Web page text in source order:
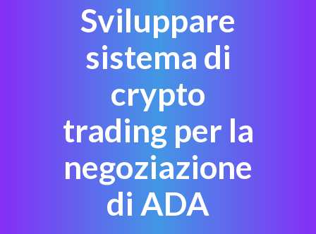
Sviluppare
sistema di
crypto
trading per la
negoziazione
di ADA